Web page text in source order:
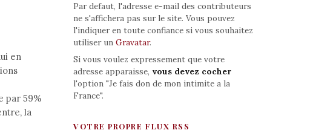
en
par 59%
la
Par defaut, l'adresse e-mail des contributeurs
ne s'affichera pas sur le site. Vous pouvez
l'indiquer en toute confiance si vous souhaitez
utiliser un Gravatar.
Si vous voulez expressement que votre
adresse apparaisse, vous devez cocher
l'option "Je fais don de mon intimite a la
France".
VOTRE PROPRE FLUX RSS